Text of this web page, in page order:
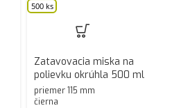
500 ks
Zatavovacia miska na
polievku okrúhla 500 ml
priemer 115 mm
čierna